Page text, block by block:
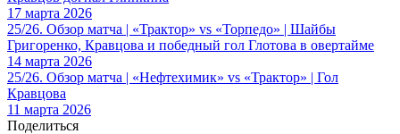
17 марта 2026
25/26. Обзор матча | «Трактор» vs «Торпедо» | Шайбы
Григоренко, Кравцова и победный гол Глотова в овертайме
14 марта 2026
25/26. Обзор матча | «Нефтехимик» vs «Трактор» | Гол
Кравцова
11 марта 2026
Поделиться